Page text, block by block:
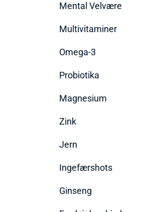
Mental Velvære
Multivitaminer
Omega-3
Probiotika
Magnesium
Zink
Jern
Ingefærshots
Ginseng